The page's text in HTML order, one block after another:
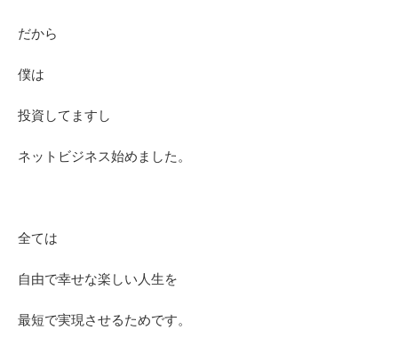
だから
僕は
投資してますし
ネットビジネス始めました。
全ては
自由で幸せな楽しい人生を
最短で実現させるためです。